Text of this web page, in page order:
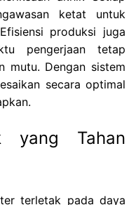
ketat untuk
produksi juga
pengerjaan tetap
mutu. Dengan sistem
secara optimal
yang Tahan
terletak pada daya